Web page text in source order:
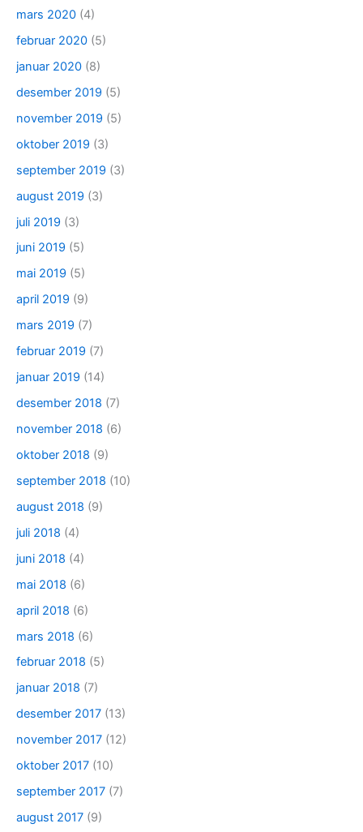
mars 2020 (4)
februar 2020 (5)
januar 2020 (8)
desember 2019 (5)
november 2019 (5)
oktober 2019 (3)
september 2019 (3)
august 2019 (3)
juli 2019 (3)
juni 2019 (5)
mai 2019 (5)
april 2019 (9)
mars 2019 (7)
februar 2019 (7)
januar 2019 (14)
desember 2018 (7)
november 2018 (6)
oktober 2018 (9)
september 2018 (10)
august 2018 (9)
juli 2018 (4)
juni 2018 (4)
mai 2018 (6)
april 2018 (6)
mars 2018 (6)
februar 2018 (5)
januar 2018 (7)
desember 2017 (13)
november 2017 (12)
oktober 2017 (10)
september 2017 (7)
august 2017 (9)